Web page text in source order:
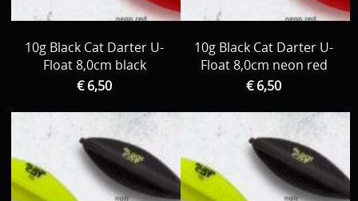
10g Black Cat Darter U-
Float 8,0cm black
€ 6,50
10g Black Cat Darter U-
Float 8,0cm neon red
€ 6,50